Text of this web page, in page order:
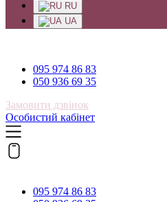
RU
UA
095 974 86 83
050 936 69 35
Замовити дзвінок
Особистий кабінет
095 974 86 83